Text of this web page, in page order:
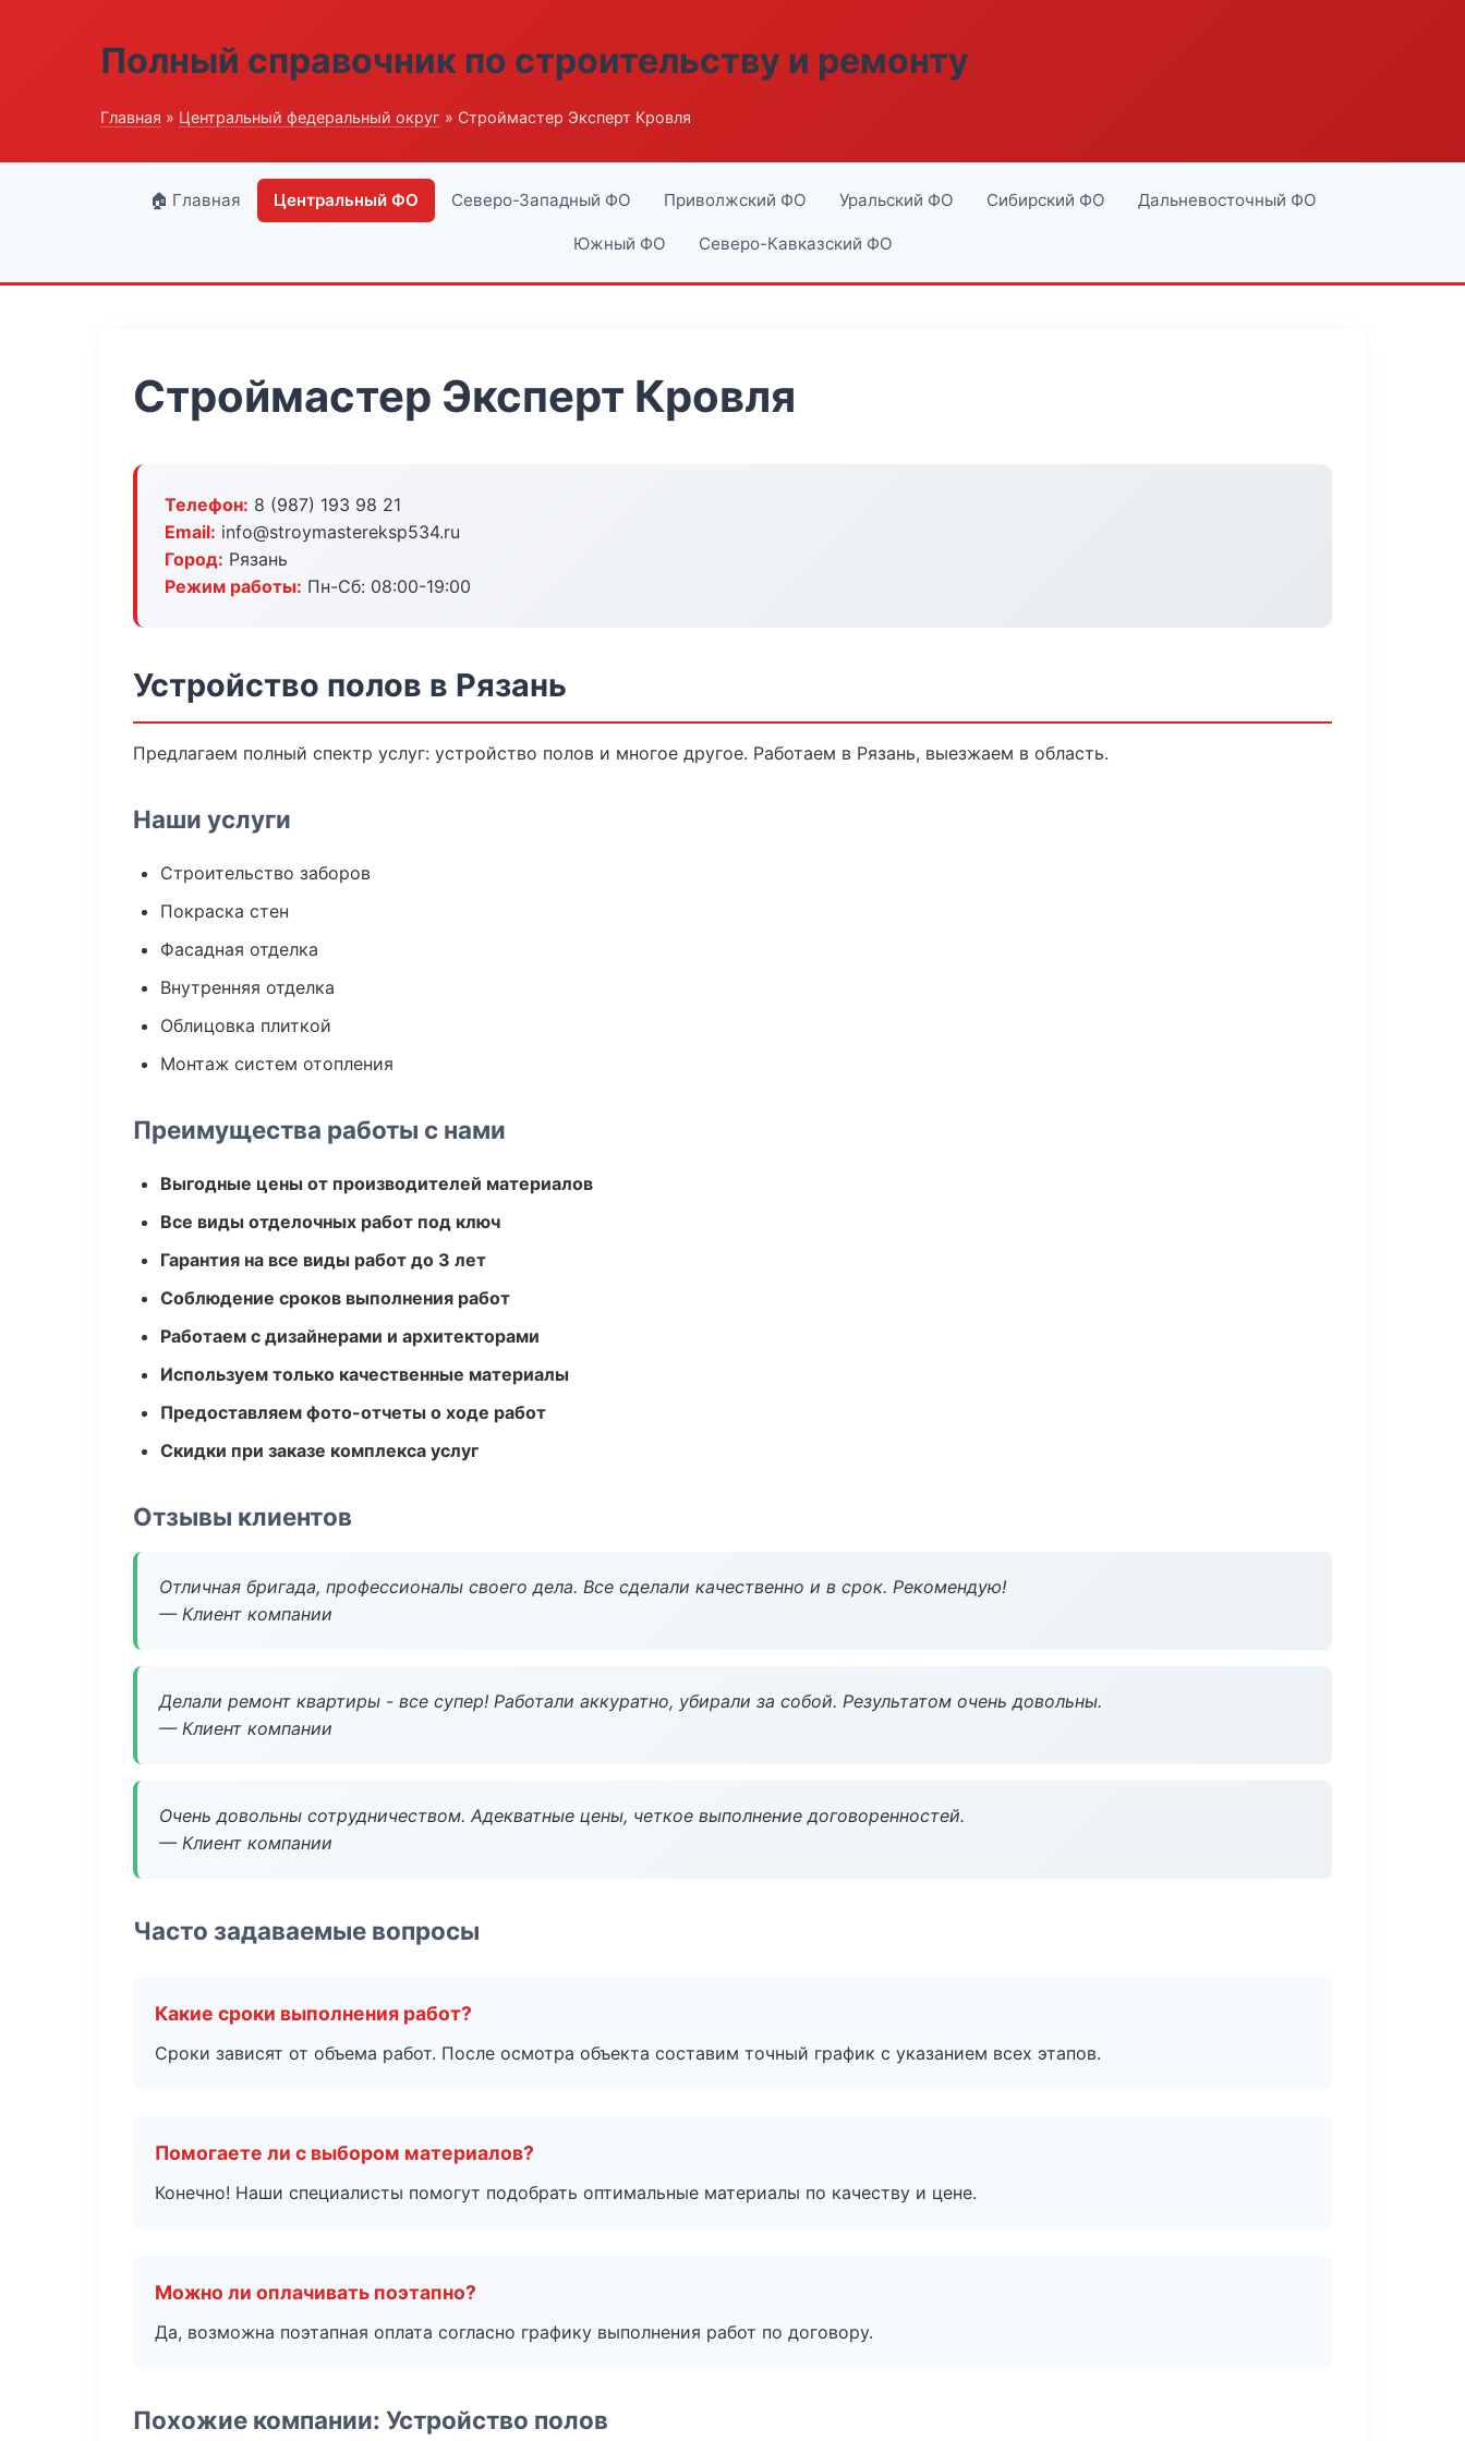
Полный справочник по строительству и ремонту
Главная » Центральный федеральный округ » Строймастер Эксперт Кровля
🏠 Главная Центральный ФО Северо-Западный ФО Приволжский ФО Уральский ФО Сибирский ФО Дальневосточный ФО
Южный ФО Северо-Кавказский ФО
Строймастер Эксперт Кровля
Телефон: 8 (987) 193 98 21
Email: info@stroymastereksp534.ru
Город: Рязань
Режим работы: Пн-Сб: 08:00-19:00
Устройство полов в Рязань
Предлагаем полный спектр услуг: устройство полов и многое другое. Работаем в Рязань, выезжаем в область.
Наши услуги
Строительство заборов
Покраска стен
Фасадная отделка
Внутренняя отделка
Облицовка плиткой
Монтаж систем отопления
Преимущества работы с нами
Выгодные цены от производителей материалов
Все виды отделочных работ под ключ
Гарантия на все виды работ до 3 лет
Соблюдение сроков выполнения работ
Работаем с дизайнерами и архитекторами
Используем только качественные материалы
Предоставляем фото-отчеты о ходе работ
Скидки при заказе комплекса услуг
Отзывы клиентов
Отличная бригада, профессионалы своего дела. Все сделали качественно и в срок. Рекомендую!
— Клиент компании
Делали ремонт квартиры - все супер! Работали аккуратно, убирали за собой. Результатом очень довольны.
— Клиент компании
Очень довольны сотрудничеством. Адекватные цены, четкое выполнение договоренностей.
— Клиент компании
Часто задаваемые вопросы
Какие сроки выполнения работ?
Сроки зависят от объема работ. После осмотра объекта составим точный график с указанием всех этапов.
Помогаете ли с выбором материалов?
Конечно! Наши специалисты помогут подобрать оптимальные материалы по качеству и цене.
Можно ли оплачивать поэтапно?
Да, возможна поэтапная оплата согласно графику выполнения работ по договору.
Похожие компании: Устройство полов